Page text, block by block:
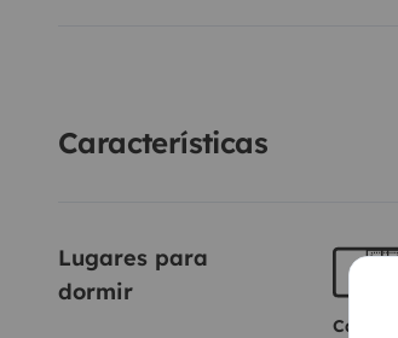
Características
Lugares para
dormir
Cama 1